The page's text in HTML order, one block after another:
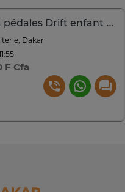
Kart à pédales Drift enfant 3-10 ans rouge tout terrain
Dakar
F Cfa